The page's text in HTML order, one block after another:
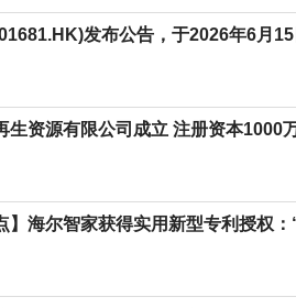
发布公告，于2026年6月
生资源有限公司成立 注册资本1000
】海尔智家获得实用新型专利授权